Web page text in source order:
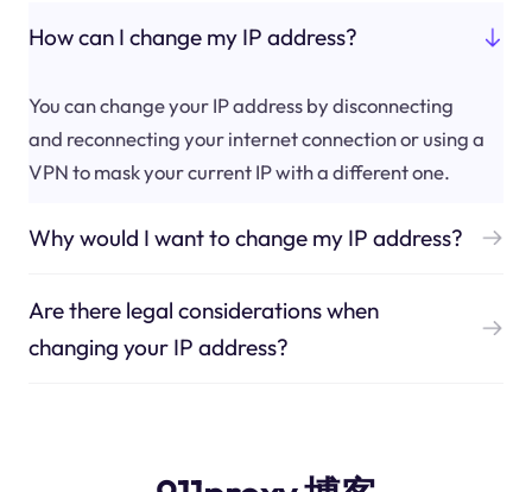
How can I change my IP address?
You can change your IP address by disconnecting
and reconnecting your internet connection or using a
VPN to mask your current IP with a different one.
Why would I want to change my IP address?
Are there legal considerations when
changing your IP address?